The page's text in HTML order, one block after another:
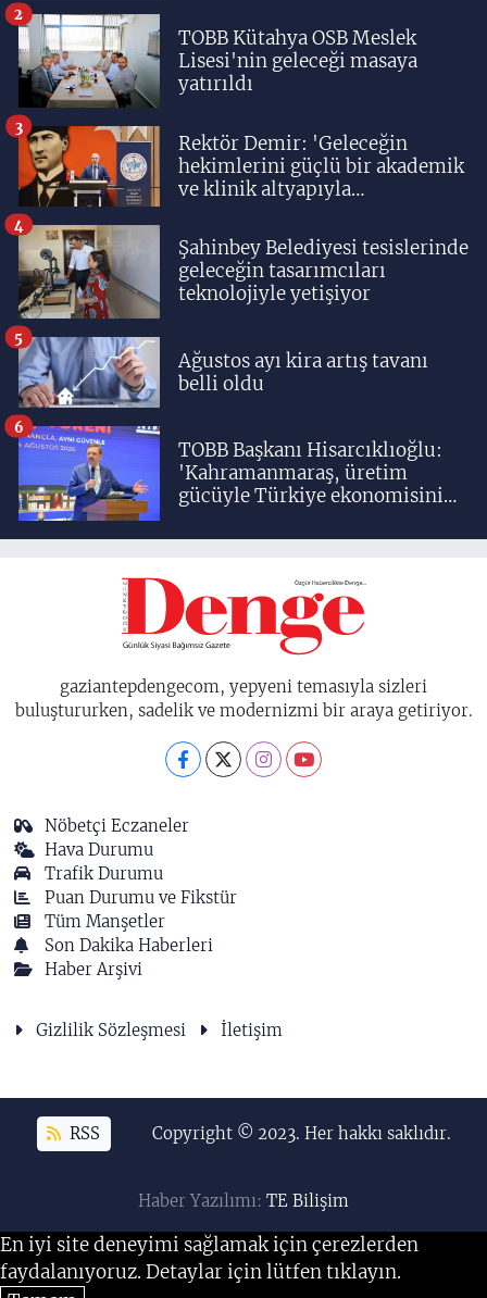
TOBB Kütahya OSB Meslek
Lisesi'nin geleceği masaya
yatırıldı
2
Rektör Demir: 'Geleceğin
hekimlerini güçlü bir akademik
ve klinik altyapıyla
3
Şahinbey Belediyesi tesislerinde
geleceğin tasarımcıları
teknolojiyle yetişiyor
4
Ağustos ayı kira artış tavanı
belli oldu
5
TOBB Başkanı Hisarcıklıoğlu:
'Kahramanmaraş, üretim
gücüyle Türkiye ekonomisinin
birisidir'
6
gaziantepdengecom, yepyeni temasıyla sizleri
buluştururken, sadelik ve modernizmi bir araya getiriyor.
Nöbetçi Eczaneler
Hava Durumu
Trafik Durumu
Puan Durumu ve Fikstür
Tüm Manşetler
Son Dakika Haberleri
Haber Arşivi
Gizlilik Sözleşmesi İletişim
RSS Copyright © 2023. Her hakkı saklıdır.
Haber Yazılımı: TE Bilişim
En iyi site deneyimi sağlamak için çerezlerden
faydalanıyoruz. Detaylar için lütfen tıklayın.